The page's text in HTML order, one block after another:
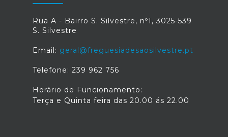
Rua A - Bairro S. Silvestre, nº1, 3025-539
S. Silvestre
Email: geral@freguesiadesaosilvestre.pt
Telefone: 239 962 756
Horário de Funcionamento:
Terça e Quinta feira das 20.00 ás 22.00